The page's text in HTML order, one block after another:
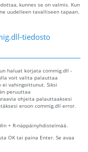
kunnes se on valmis. Kun
uudelleen tavalliseen tapaan.
tiedosto
haluat korjata commig.dll -
voit valita palauttaa
vahingoittunut. Siksi
peruuttaa
ohjeita palauttaaksesi
eroon commig.dll error.
+ R-näppäinyhdistelmää.
OK tai paina Enter. Se avaa